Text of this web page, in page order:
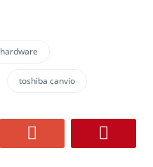
hardware
toshiba canvio